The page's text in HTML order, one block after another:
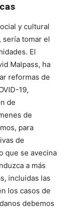
y cultural
sería tomar el
El
Malpass, ha
reformas de
19,
de
de
para
de
que se avecina
a más
incluidas las
los casos de
debemos